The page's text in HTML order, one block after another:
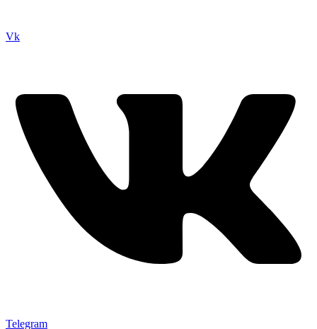
Vk
Telegram